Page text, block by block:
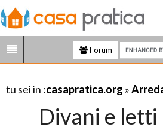
Forum
tu sei in :casapratica.org »
Divani e letti